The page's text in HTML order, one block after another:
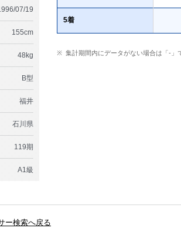
07/19
155cm
48kg
B型
福井
石川県
119期
A1級
5着
集計期間内にデータがない場合は「-」
ー検索へ戻る